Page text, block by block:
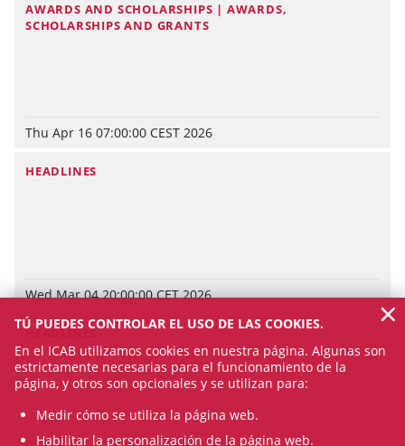
AWARDS AND SCHOLARSHIPS | AWARDS,
SCHOLARSHIPS AND GRANTS
Thu Apr 16 07:00:00 CEST 2026
HEADLINES
Wed Mar 04 20:00:00 CET 2026
HEADLINES
TÚ PUEDES CONTROLAR EL USO DE LAS COOKIES.
En el ICAB utilizamos cookies en nuestra página. Algunas son
estrictamente necesarias para el funcionamiento de la
página, y otros son opcionales y se utilizan para:
Medir cómo se utiliza la página web.
Habilitar la personalización de la página web.
×